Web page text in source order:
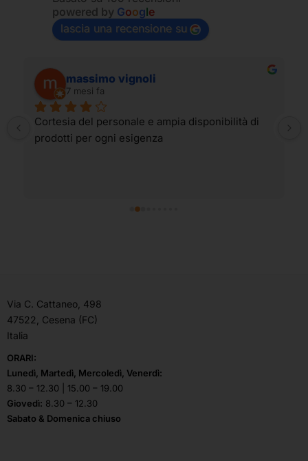
powered by Google
lascia una recensione su
massimo vignoli
7 mesi fa
Cortesia del personale e ampia disponibilità di
prodotti per ogni esigenza
Via C. Cattaneo, 498
47522, Cesena (FC)
Italia
ORARI:
Lunedì, Martedì, Mercoledì, Venerdì:
8.30 – 12.30 | 15.00 – 19.00
Giovedì: 8.30 – 12.30
Sabato & Domenica chiuso